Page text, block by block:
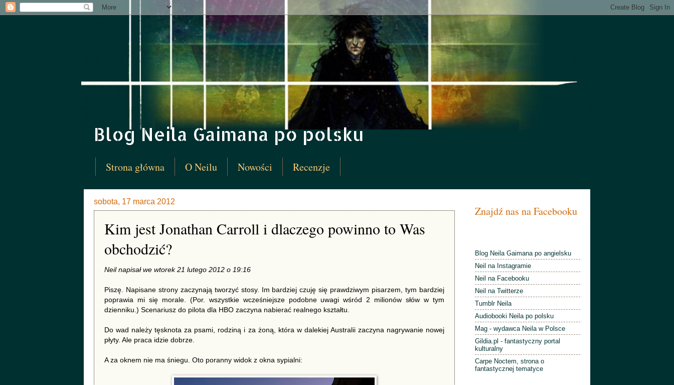
Blog Neila Gaimana po polsku
Strona główna O Neilu Nowości Recenzje
sobota, 17 marca 2012
Kim jest Jonathan Carroll i dlaczego powinno to Was
obchodzić?
Neil napisał we wtorek 21 lutego 2012 o 19:16
Piszę. Napisane strony zaczynają tworzyć stosy. Im bardziej czuję się prawdziwym pisarzem, tym bardziej
poprawia mi się morale. (Por. wszystkie wcześniejsze podobne uwagi wśród 2 milionów słów w tym
dzienniku.) Scenariusz do pilota dla HBO zaczyna nabierać realnego kształtu.
Do wad należy tęsknota za psami, rodziną i za żoną, która w dalekiej Australii zaczyna nagrywanie nowej
płyty. Ale praca idzie dobrze.
A za oknem nie ma śniegu. Oto poranny widok z okna sypialni:
Znajdź nas na Facebooku
Blog Neila Gaimana po angielsku
Neil na Instagramie
Neil na Facebooku
Neil na Twitterze
Tumblr Neila
Audiobooki Neila po polsku
Mag - wydawca Neila w Polsce
Gildia.pl - fantastyczny portal
kulturalny
Carpe Noctem, strona o
fantastycznej tematyce